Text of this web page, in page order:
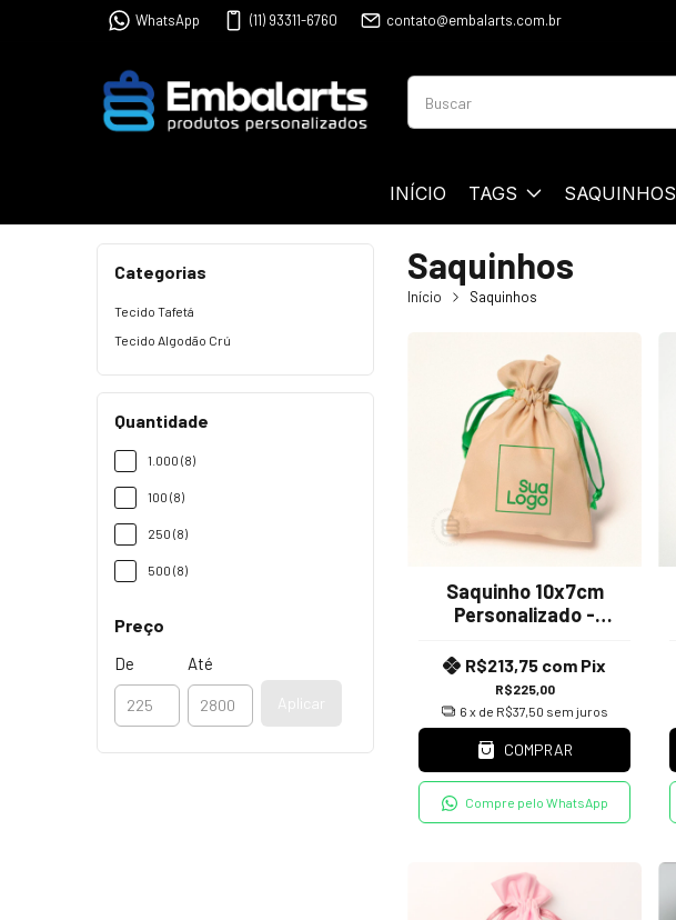
WhatsApp (11) 93311-6760 contato@embalarts.com.br
INÍCIO TAGS SAQUINHOS
Categorias
Tecido Tafetá
Tecido Algodão Crú
Quantidade
1.000 (8)
100 (8)
250 (8)
500 (8)
Preço
De Até
Aplicar
Saquinhos
Início Saquinhos
Saquinho 10x7cm
Personalizado -
R$225,00
R$213,75 com Pix
6 x de R$37,50 sem juros
COMPRAR
Compre pelo WhatsApp